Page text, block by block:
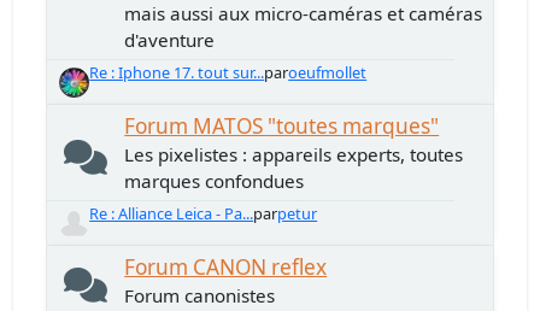
mais aussi aux micro-caméras et caméras
d'aventure
Re : Iphone 17. tout sur...paroeufmollet
Forum MATOS "toutes marques"
Les pixelistes : appareils experts, toutes
marques confondues
Re : Alliance Leica - Pa...parpetur
Forum CANON reflex
Forum canonistes